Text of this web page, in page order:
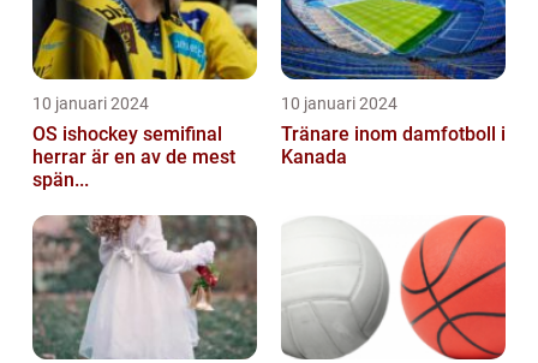
10 januari 2024
OS ishockey semifinal
herrar är en av de mest
spän...
10 januari 2024
Tränare inom damfotboll i
Kanada